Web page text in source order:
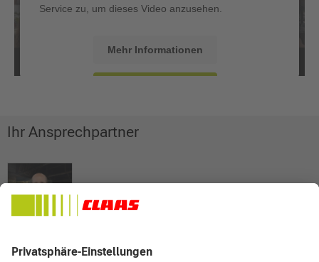
Service zu, um dieses Video anzusehen.
Mehr Informationen
Ihr Ansprechpartner
Leiter Service und Ersatzteile